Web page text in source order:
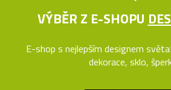
VÝBĚR Z E-SHOPU
E-shop s nejlepším designem
dekorace, sklo,